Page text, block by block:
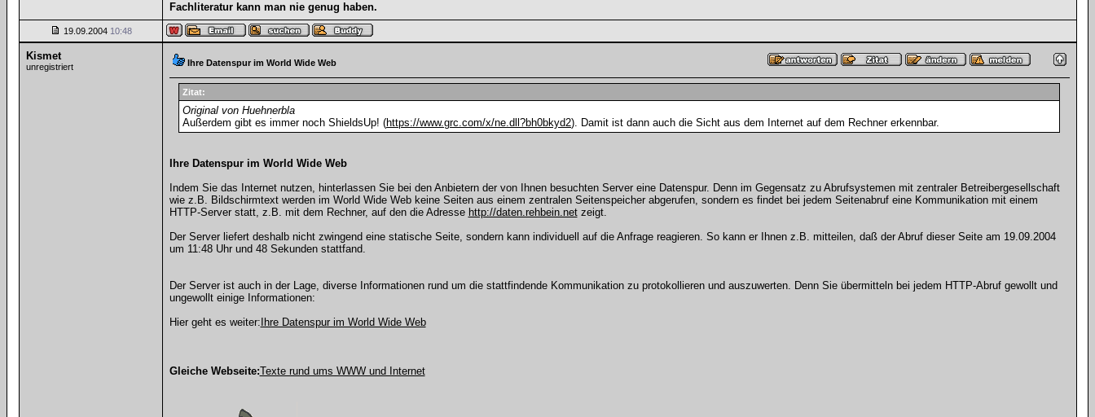
Fachliteratur kann man nie genug haben.
19.09.2004 10:48
Kismet
unregistriert Ihre Datenspur im World Wide Web
Zitat:
Original von Huehnerbla
Außerdem gibt es immer noch ShieldsUp! (https://www.grc.com/x/ne.dll?bh0bkyd2). Damit ist dann auch die Sicht aus dem Internet auf dem Rechner erkennbar.
Ihre Datenspur im World Wide Web
Indem Sie das Internet nutzen, hinterlassen Sie bei den Anbietern der von Ihnen besuchten Server eine Datenspur. Denn im Gegensatz zu Abrufsystemen mit zentraler Betreibergesellschaft
wie z.B. Bildschirmtext werden im World Wide Web keine Seiten aus einem zentralen Seitenspeicher abgerufen, sondern es findet bei jedem Seitenabruf eine Kommunikation mit einem
HTTP-Server statt, z.B. mit dem Rechner, auf den die Adresse http://daten.rehbein.netzeigt.
Der Server liefert deshalb nicht zwingend eine statische Seite, sondern kann individuell auf die Anfrage reagieren. So kann er Ihnen z.B. mitteilen, daß der Abruf dieser Seite am 19.09.2004
um 11:48 Uhr und 48 Sekunden stattfand.
Der Server ist auch in der Lage, diverse Informationen rund um die stattfindende Kommunikation zu protokollieren und auszuwerten. Denn Sie übermitteln bei jedem HTTP-Abruf gewollt und
ungewollt einige Informationen:
Hier geht es weiter: Ihre Datenspur im World Wide Web
Gleiche Webseite:Texte rund ums WWW und Internet